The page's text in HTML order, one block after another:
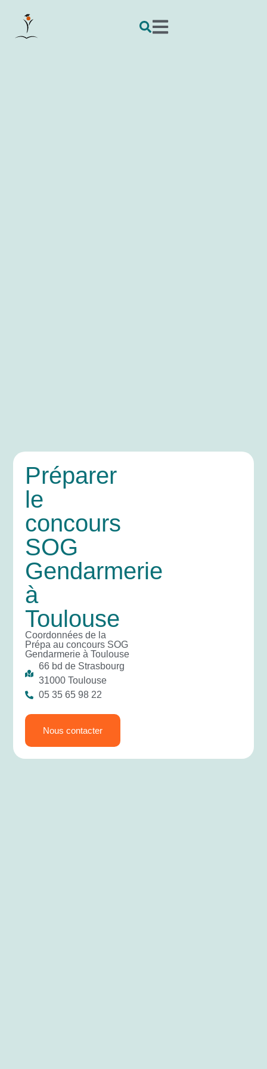
Préparer
le
concours
SOG
Gendarmerie
à
Toulouse
Coordonnées de la
Prépa au concours SOG
Gendarmerie à Toulouse
66 bd de Strasbourg
31000 Toulouse
05 35 65 98 22
Nous contacter